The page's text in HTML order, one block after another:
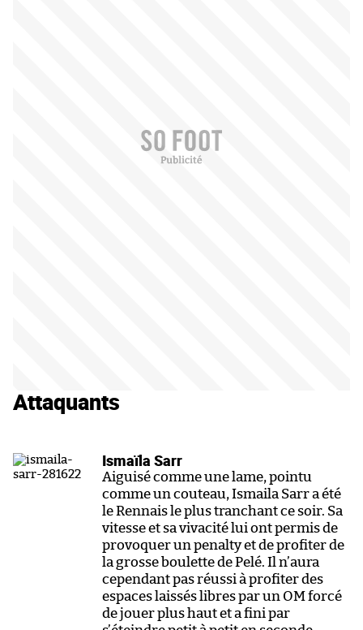
Attaquants
Ismaïla Sarr
Aiguisé comme une lame, pointu
comme un couteau, Ismaila Sarr a été
le Rennais le plus tranchant ce soir. Sa
vitesse et sa vivacité lui ont permis de
provoquer un penalty et de profiter de
la grosse boulette de Pelé. Il n’aura
cependant pas réussi à profiter des
espaces laissés libres par un OM forcé
de jouer plus haut et a fini par